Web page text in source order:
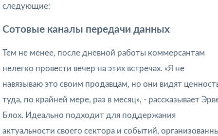
следующие:
Сотовые каналы передачи данных
Тем не менее, после дневной работы коммерсантам
нелегко провести вечер на этих встречах. «Я не
навязываю это своим продавцам, но они видят
туда, по крайней мере, раз в месяц», - рассказывает
Блох. Идеально подходит для поддержания
актуальности своего сектора и событий,